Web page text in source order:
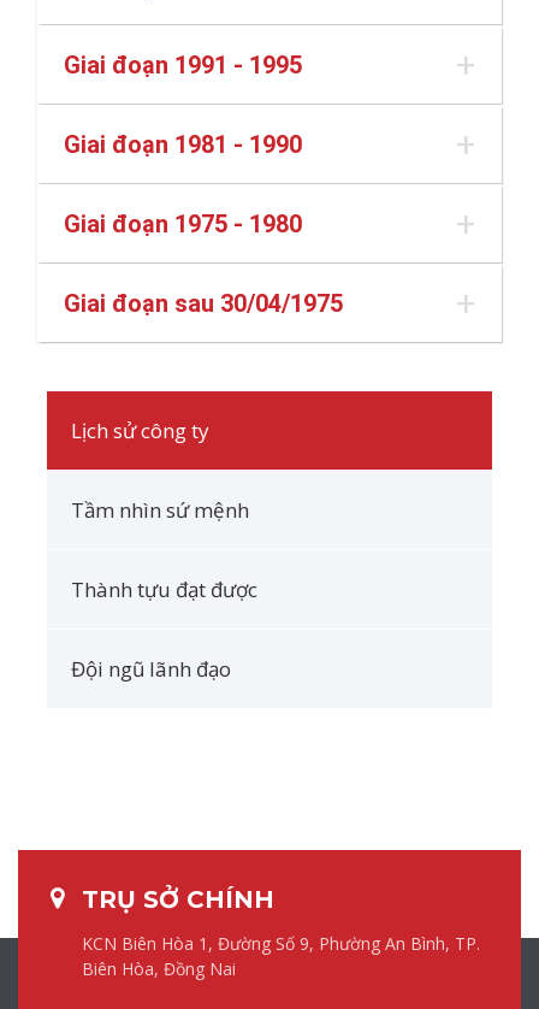
Giai đoạn 1991 - 1995
Giai đoạn 1981 - 1990
Giai đoạn 1975 - 1980
Giai đoạn sau 30/04/1975
Lịch sử công ty
Tầm nhìn sứ mệnh
Thành tựu đạt được
Đội ngũ lãnh đạo
TRỤ SỞ CHÍNH
KCN Biên Hòa 1, Đường Số 9, Phường An Bình, TP.
Biên Hòa, Đồng Nai